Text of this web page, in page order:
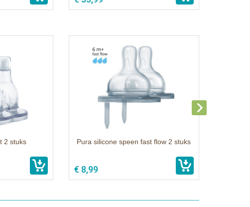
2 stuks Pura silicone speen fast flow 2 stuks
€ 8,99